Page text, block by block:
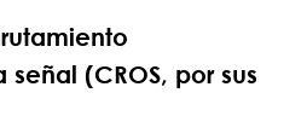
(CROS, por sus